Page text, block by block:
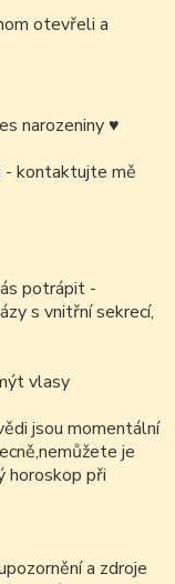
otevřeli a
narozeniny♥
- kontaktujte mě
potrápit -
s vnitřní sekrecí,
vlasy
jsou momentální
je
horoskop při
a zdroje